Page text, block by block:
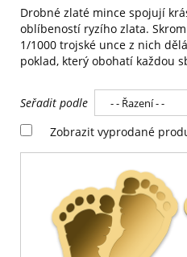
Drobné zlaté mince spojují
oblíbeností ryzího zlata.
1/1000 trojské unce z nich
poklad, který obohatí každou
Seřadit podle
Zobrazit vyprodané